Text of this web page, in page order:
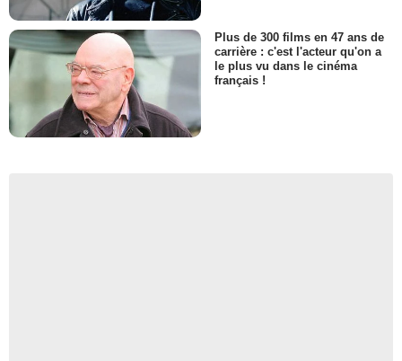
Plus de 300 films en 47 ans de
carrière : c'est l'acteur qu'on a
le plus vu dans le cinéma
français !